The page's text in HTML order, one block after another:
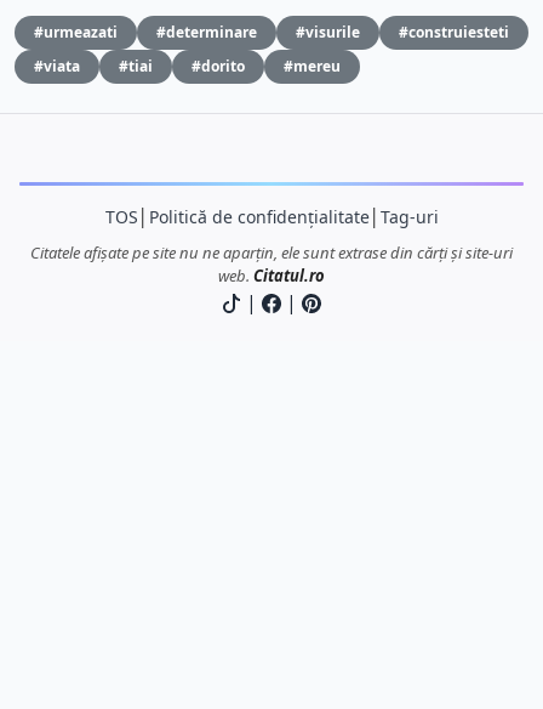
#urmeazati #determinare #visurile
#construiesteti
#viata
#tiai #dorito #mereu
TOS Politică de confidențialitate│ Tag-uri
Citatele afișate pe site nu ne aparțin, ele sunt extrase din cărți și site-uri
web. Citatul.ro
| |